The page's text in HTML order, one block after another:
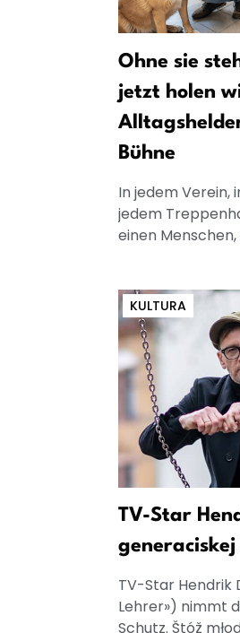
Ohne sie
jetzt holen
Bühne
In jedem Verein,
jedem
einen Menschen,
KULTURA
TV-Star
TV-Star Hendrik
Lehrer») nimmt
Schutz. Štóž